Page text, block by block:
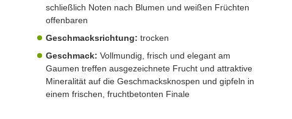
schließlich Noten nach Blumen und weißen Früchten
offenbaren
Geschmacksrichtung: trocken
Geschmack: Vollmundig, frisch und elegant am
Gaumen treffen ausgezeichnete Frucht und attraktive
Mineralität auf die Geschmacksknospen und gipfeln in
einem frischen, fruchtbetonten Finale